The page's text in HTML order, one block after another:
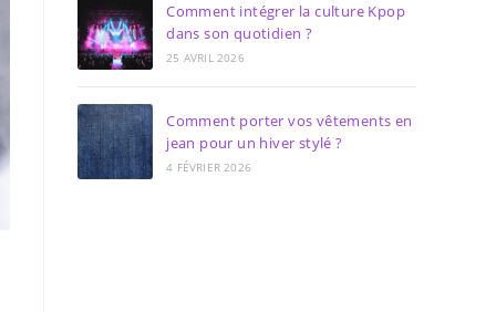
Comment intégrer la culture Kpop
dans son quotidien ?
25 AVRIL 2026
Comment porter vos vêtements en
jean pour un hiver stylé ?
4 FÉVRIER 2026